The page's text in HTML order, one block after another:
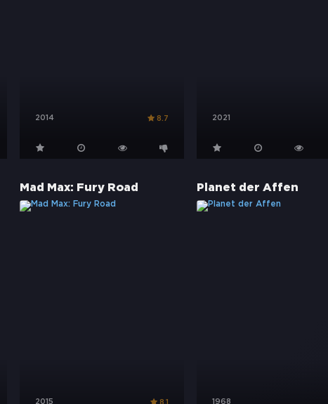
2014 8.7 2021
Mad Max: Fury Road
2015
Planet der Affen
1968